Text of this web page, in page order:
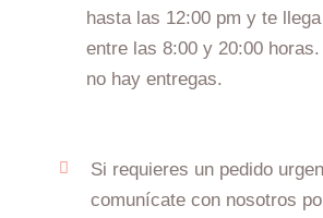
hasta las 12:00 pm y te
entre las 8:00 y 20:00
no hay entregas.
Si requieres un pedido
comunícate con nosotros